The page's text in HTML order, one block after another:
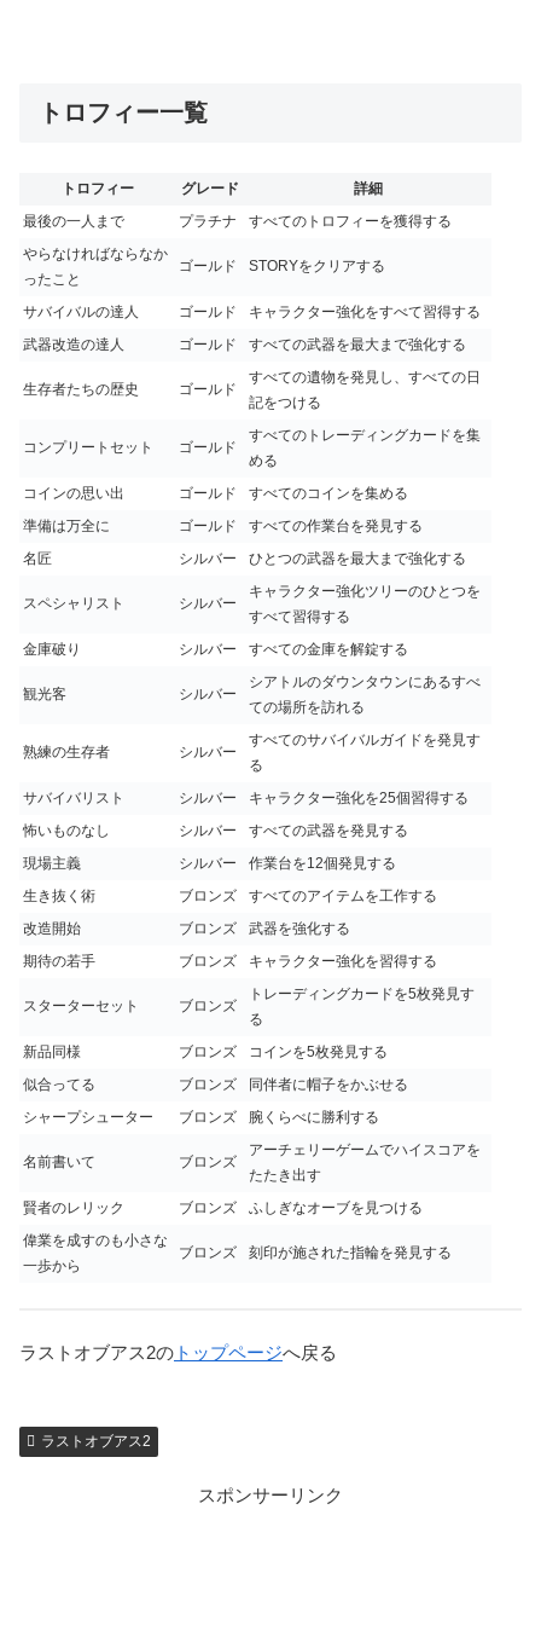
トロフィー一覧
トロフィー グレード
詳細
最後の一人まで
プラチナ
すべてのトロフィーを獲得する
やらなければならなか
ったこと
ゴールド STORYをクリアする
サバイバルの達人 ゴールド
キャラクター強化をすべて習得する
武器改造の達人
ゴールド すべての武器を最大まで強化する
生存者たちの歴史 ゴールド
すべての遺物を発見し、すべての日
記をつける
コンプリートセット ゴールド
すべてのトレーディングカードを集
める
コインの思い出
ゴールド
すべてのコインを集める
準備は万全に
ゴールド
すべての作業台を発見する
名匠
シルバー ひとつの武器を最大まで強化する
スペシャリスト シルバー
キャラクター強化ツリーのひとつを
すべて習得する
金庫破り
シルバー すべての金庫を解錠する
観光客 シルバー
シアトルのダウンタウンにあるすべ
ての場所を訪れる
熟練の生存者 シルバー
すべてのサバイバルガイドを発見す
る
サバイバリスト
シルバー
キャラクター強化を25個習得する
怖いものなし
シルバー
すべての武器を発見する
現場主義
シルバー
作業台を12個発見する
生き抜く術
ブロンズ
すべてのアイテムを工作する
改造開始
ブロンズ
武器を強化する
期待の若手
ブロンズ キャラクター強化を習得する
スターターセット ブロンズ
トレーディングカードを5枚発見す
る
新品同様
ブロンズ
コインを5枚発見する
似合ってる
ブロンズ
同伴者に帽子をかぶせる
シャープシューター
ブロンズ 腕くらべに勝利する
名前書いて ブロンズ
アーチェリーゲームでハイスコアを
たたき出す
賢者のレリック
ブロンズ
ふしぎなオーブを見つける
偉業を成すのも小さな
一歩から
ブロンズ 刻印が施された指輪を発見する
ラストオブアス2の トップページへ戻る
ラストオブアス2
スポンサーリンク